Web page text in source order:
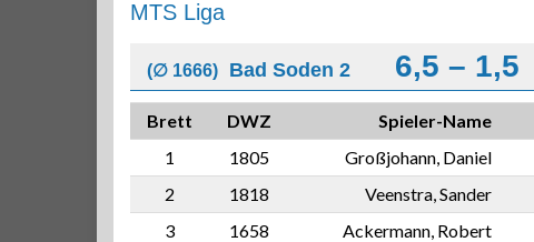
MTS Liga
(∅ 1666) Bad Soden 2 6,5 – 1,5
Brett DWZ Spieler-Name
1
1805 Großjohann, Daniel
2
1818 Veenstra, Sander
3
1658 Ackermann, Robert